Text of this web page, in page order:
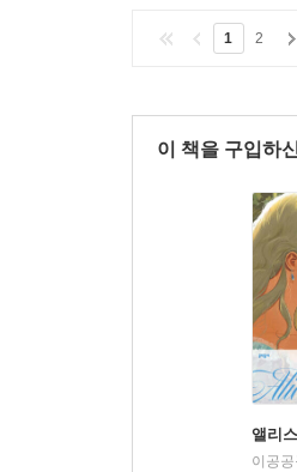
1 2
이 책을 구입하
앨리
이공